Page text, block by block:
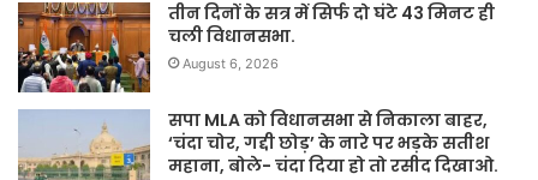
तीन दिनों के सत्र में सिर्फ दो घंटे 43 मिनट ही
चली विधानसभा.
August 6, 2026
सपा MLA को विधानसभा से निकाला बाहर,
‘चंदा चोर, गद्दी छोड़’ के नारे पर भड़के सतीश
महाना, बोले- चंदा दिया हो तो रसीद दिखाओ.